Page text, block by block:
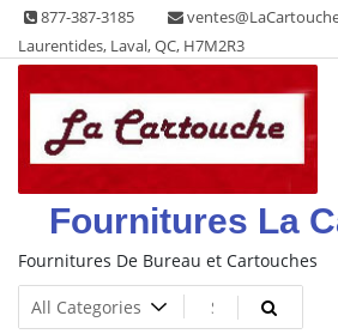
Skip
content
877-387-3185
Laurentides, Laval, QC, H7M2R3
Fournitures La
Fournitures De Bureau et Cartouches